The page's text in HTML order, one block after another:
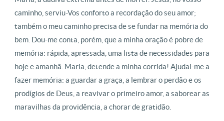
caminho, serviu-Vos conforto a recordação do seu amor;
também o meu caminho precisa de se fundar na memória do
bem. Dou-me conta, porém, que a minha oração é pobre de
memória: rápida, apressada, uma lista de necessidades para
hoje e amanhã. Maria, detende a minha corrida! Ajudai-me a
fazer memória: a guardar a graça, a lembrar o perdão e os
prodígios de Deus, a reavivar o primeiro amor, a saborear as
maravilhas da providência, a chorar de gratidão.